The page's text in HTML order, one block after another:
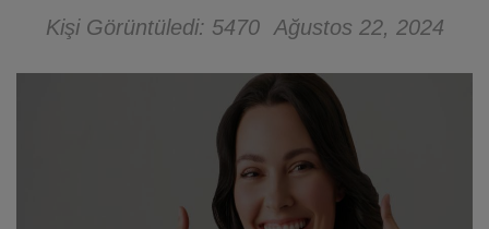
Kişi Görüntüledi: 5470 Ağustos 22, 2024